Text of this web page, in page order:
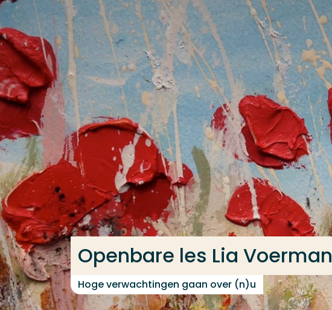
Ga direct naar de content
Openbare les Lia Voerman
Hoge verwachtingen gaan over (n)u
Veel gezocht
Opleiding
Contact